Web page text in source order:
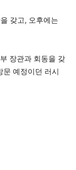
갖고, 오후에는
장관과 회동을 갖
문 예정이던 러시